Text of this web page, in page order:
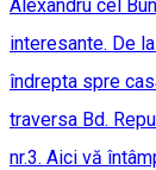
Alexandru cel
interesante. De
îndrepta spre
traversa Bd.
nr.3. Aici vă